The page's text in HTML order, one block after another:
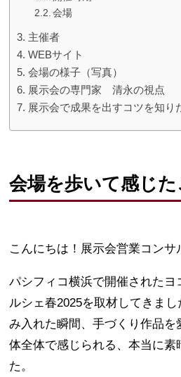
会場
主催者
WEBサイト
会場の様子（写真）
展示会の専門家 清永の視点
展示会で成果を出すコツを知り
会場を歩いて感じた
こんにちは！展示会営業コンサ
パシフィコ横浜で開催されたヨ
ルシェ春2025を取材してきま
み入れた瞬間、手づくり作品
体全体で感じられる、本当に素
た。